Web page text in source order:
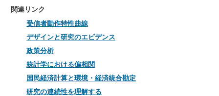
関連リンク
受信者動作特性曲線
デザインと研究のエビデンス
政策分析
統計学における偏相関
国民経済計算と環境・経済統合勘定
研究の連続性を理解する